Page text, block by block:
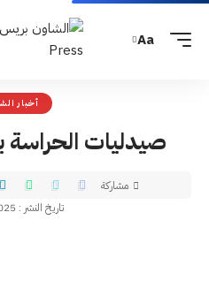
Aa
أخبار
صيدليات
تاريخ النشر : 06/10/2025
مشاركة